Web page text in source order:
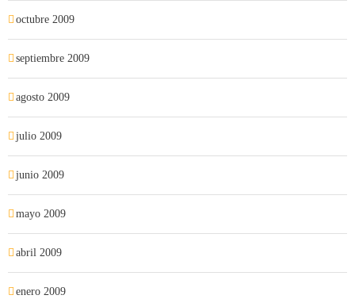
octubre 2009
septiembre 2009
agosto 2009
julio 2009
junio 2009
mayo 2009
abril 2009
enero 2009